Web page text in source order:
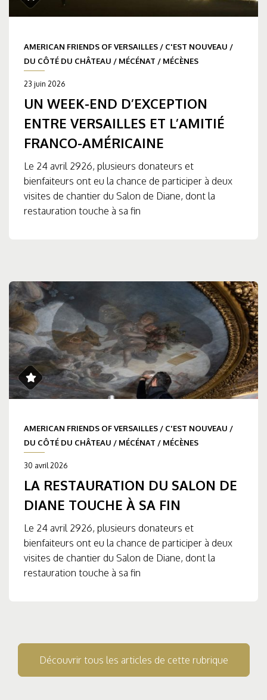
AMERICAN FRIENDS OF VERSAILLES / C'EST NOUVEAU /
DU CÔTÉ DU CHÂTEAU / MÉCÉNAT / MÉCÈNES
23 juin 2026
UN WEEK-END D’EXCEPTION
ENTRE VERSAILLES ET L’AMITIÉ
FRANCO-AMÉRICAINE
Le 24 avril 2926, plusieurs donateurs et
bienfaiteurs ont eu la chance de participer à deux
visites de chantier du Salon de Diane, dont la
restauration touche à sa fin
AMERICAN FRIENDS OF VERSAILLES / C'EST NOUVEAU /
DU CÔTÉ DU CHÂTEAU / MÉCÉNAT / MÉCÈNES
30 avril 2026
LA RESTAURATION DU SALON DE
DIANE TOUCHE À SA FIN
Le 24 avril 2926, plusieurs donateurs et
bienfaiteurs ont eu la chance de participer à deux
visites de chantier du Salon de Diane, dont la
restauration touche à sa fin
Découvrir tous les articles de cette rubrique